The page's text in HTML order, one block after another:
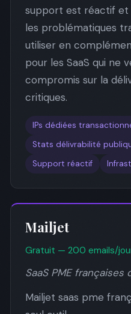
support est réactif
les problématiques
utiliser en
pour les SaaS qui ne
compromis sur la
critiques.
IPs dédiées
Stats délivrabilité
Support réactif
Mailjet
Gratuit — 200 emails/
SaaS PME
Mailjet saas pme